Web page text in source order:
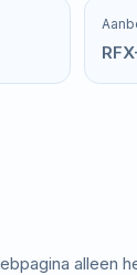
alleen